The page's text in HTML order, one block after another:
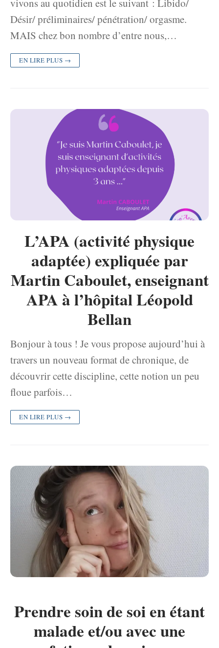
vivons au quotidien est le suivant : Libido/
Désir/ préliminaires/ pénétration/ orgasme.
MAIS chez bon nombre d’entre nous,…
EN LIRE PLUS →
L’APA (activité physique
adaptée) expliquée par
Martin Caboulet, enseignant
APA à l’hôpital Léopold
Bellan
Bonjour à tous ! Je vous propose aujourd’hui à
travers un nouveau format de chronique, de
découvrir cette discipline, cette notion un peu
floue parfois…
EN LIRE PLUS →
Prendre soin de soi en étant
malade et/ou avec une